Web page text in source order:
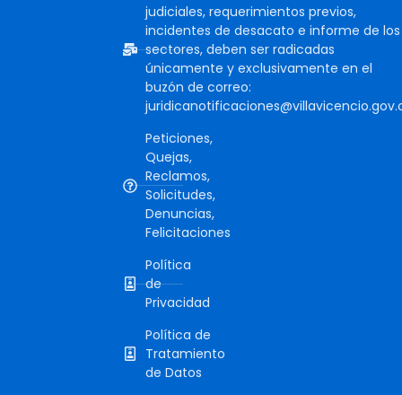
judiciales, requerimientos previos,
incidentes de desacato e informe de los
sectores, deben ser radicadas
únicamente y exclusivamente en el
buzón de correo:
Peticiones,
Quejas,
Reclamos,
Solicitudes,
Denuncias,
Felicitaciones
Política
de
Privacidad
Política de
Tratamiento
de Datos